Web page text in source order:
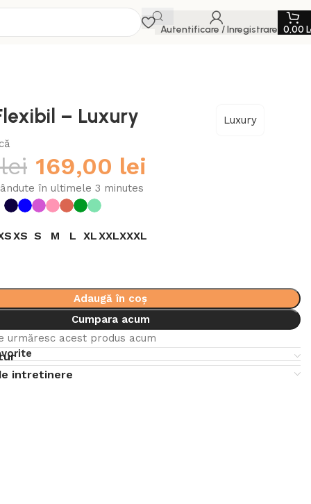
Autentificare / Inregistrare 0,00
– Luxury
Luxury
lei 169,00 lei
în ultimele 3 minutes
XS S M L XLXXLXXXL
Adaugă în coș
Cumpara acum
urmăresc acest produs acum
intretinere